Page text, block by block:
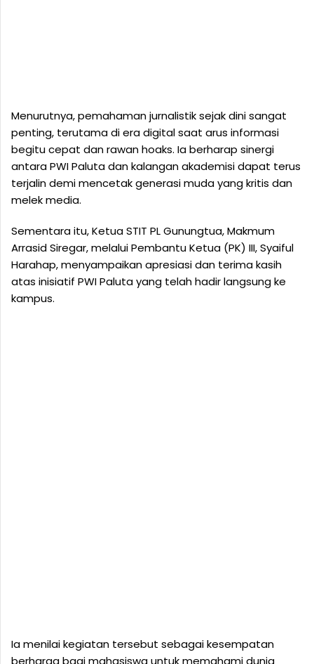
Menurutnya, pemahaman jurnalistik sejak dini sangat
penting, terutama di era digital saat arus informasi
begitu cepat dan rawan hoaks. Ia berharap sinergi
antara PWI Paluta dan kalangan akademisi dapat terus
terjalin demi mencetak generasi muda yang kritis dan
melek media.
Sementara itu, Ketua STIT PL Gunungtua, Makmum
Arrasid Siregar, melalui Pembantu Ketua (PK) III, Syaiful
Harahap, menyampaikan apresiasi dan terima kasih
atas inisiatif PWI Paluta yang telah hadir langsung ke
kampus.
Ia menilai kegiatan tersebut sebagai kesempatan
berharga bagi mahasiswa untuk memahami dunia